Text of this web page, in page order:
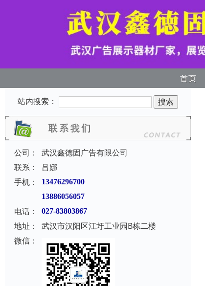
首页
站内搜索：
公司：
武汉鑫徳固广告有限公司
联系：
吕娜
手机：
13476296700
13886056057
电话： 027-83803867
地址：
武汉市汉阳区江圩工业园B栋二楼
微信：